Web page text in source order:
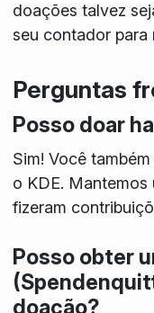
doações talvez
seu contador para
Perguntas
Posso doar
Sim! Você
o KDE. Mantemos
fizeram
Posso obter
doação?